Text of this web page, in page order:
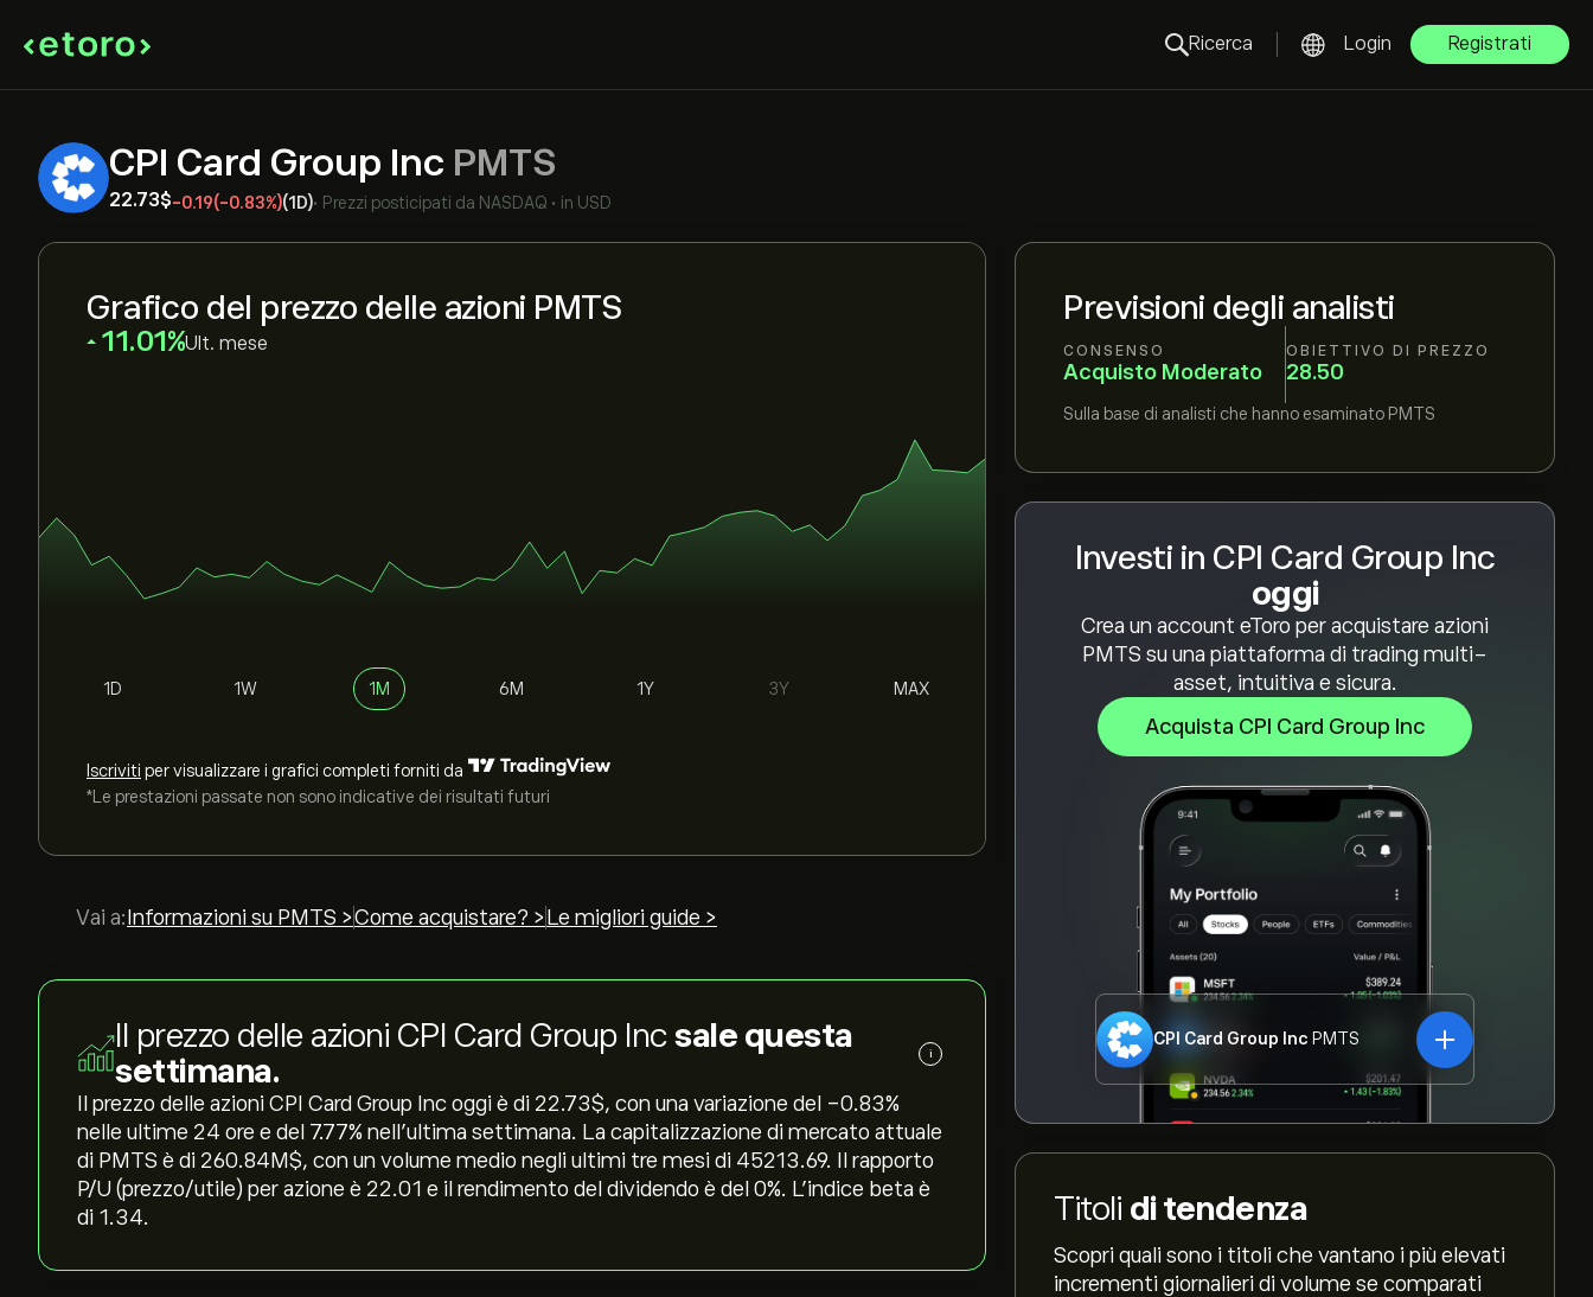
Ricerca Login Registrati
CPI Card Group Inc PMTS
22.73‎$‎-0.19(-0.83%)(1D)• Prezzi posticipati da NASDAQ • in USD
Previsioni degli analisti
CONSENSO
Acquisto Moderato
OBIETTIVO DI PREZZO
28.50
Sulla base di analisti che hanno esaminato PMTS
Investi in CPI Card Group Inc
oggi
Crea un account eToro per acquistare azioni
PMTS su una piattaforma di trading multi-
asset, intuitiva e sicura.
Acquista CPI Card Group Inc
CPI Card Group Inc PMTS
Titoli di tendenza
Scopri quali sono i titoli che vantano i più elevati
incrementi giornalieri di volume se comparati
Grafico del prezzo delle azioni PMTS
‎11.01‎ Ult. mese
1D 1W 1M 6M 1Y 3Y MAX
Iscriviti per visualizzare i grafici completi forniti da
*Le prestazioni passate non sono indicative dei risultati futuri
Vai a: Informazioni su PMTS >Come acquistare? > Le migliori guide >
Il prezzo delle azioni CPI Card Group Incsale questa
settimana.
i
Il prezzo delle azioni CPI Card Group Inc oggi è di 22.73‎$‎, con una variazione del ‎-0.83‎%
nelle ultime 24 ore e del ‎7.77‎% nell'ultima settimana. La capitalizzazione di mercato attuale
di PMTS è di 260.84M‎$‎, con un volume medio negli ultimi tre mesi di 45213.69. Il rapporto
P/U (prezzo/utile) per azione è 22.01 e il rendimento del dividendo è del 0%. L'indice beta è
di 1.34.